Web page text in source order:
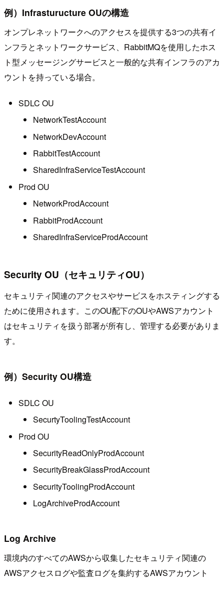
例）Infrasturucture OUの構造
オンプレネットワークへのアクセスを提供する3つの共有イ
ンフラとネットワークサービス、RabbitMQを使用したホス
ト型メッセージングサービスと一般的な共有インフラのアカ
ウントを持っている場合。
SDLC OU
NetworkTestAccount
NetworkDevAccount
RabbitTestAccount
SharedInfraServiceTestAccount
Prod OU
NetworkProdAccount
RabbitProdAccount
SharedInfraServiceProdAccount
Security OU（セキュリティOU）
セキュリティ関連のアクセスやサービスをホスティングする
ために使用されます。このOU配下のOUやAWSアカウント
はセキュリティを扱う部署が所有し、管理する必要がありま
す。
例）Security OU構造
SDLC OU
SecurtyToolingTestAccount
Prod OU
SecurityReadOnlyProdAccount
SecurityBreakGlassProdAccount
SecurityToolingProdAccount
LogArchiveProdAccount
Log Archive
環境内のすべてのAWSから収集したセキュリティ関連の
AWSアクセスログや監査ログを集約するAWSアカウント